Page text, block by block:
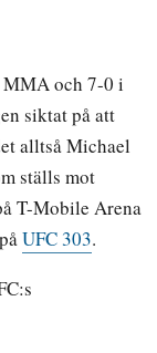
MMA och 7-0 i
siktat på att
alltså Michael
ställs mot
T-Mobile Arena
UFC 303.